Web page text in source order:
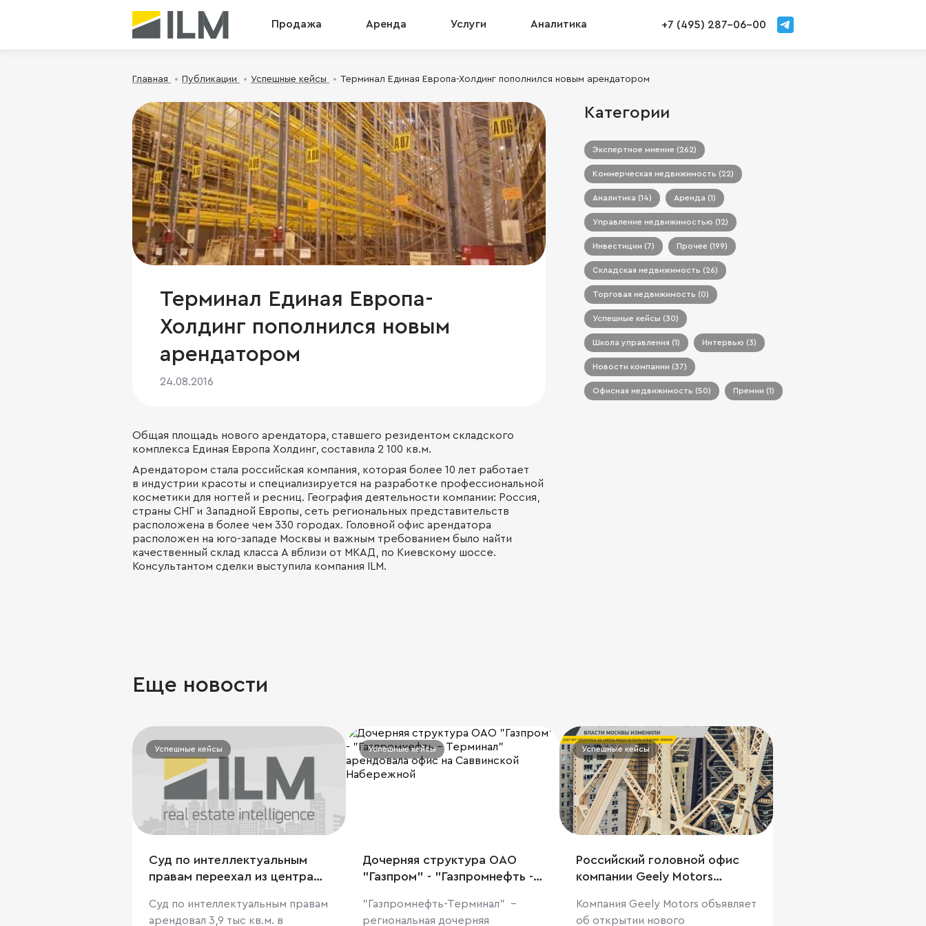
Продажа Аренда Услуги Аналитика +7 (495) 287-06-00
Главная Публикации Успешные кейсы Терминал Единая Европа-Холдинг пополнился новым арендатором
Терминал Единая Европа-
Холдинг пополнился новым
арендатором
24.08.2016
Общая площадь нового арендатора, ставшего резидентом складского
комплекса Единая Европа Холдинг, составила 2 100 кв.м.
Арендатором стала российская компания, которая более 10 лет работает
в индустрии красоты и специализируется на разработке профессиональной
косметики для ногтей и ресниц. География деятельности компании: Россия,
страны СНГ и Западной Европы, сеть региональных представительств
расположена в более чем 330 городах. Головной офис арендатора
расположен на юго-западе Москвы и важным требованием было найти
качественный склад класса А вблизи от МКАД, по Киевскому шоссе.
Консультантом сделки выступила компания ILM.
Категории
Экспертное мнение (262)
Коммерческая недвижимость (22)
Аналитика (14) Аренда (1)
Управление недвижимостью (12)
Инвестиции (7) Прочее (199)
Складская недвижимость (26)
Торговая недвижимость (0)
Успешные кейсы (30)
Школа управления (1) Интервью (3)
Новости компании (37)
Офисная недвижимость (50) Премии (1)
Еще новости
Успешные кейсы
Суд по интеллектуальным
правам переехал из центра
Суд по интеллектуальным правам
арендовал 3,9 тыс кв.м. в
Успешные кейсы
Дочерняя структура ОАО
"Газпром" - "Газпромнефть -
на Саввинской Набережной
"Газпромнефть-Терминал" –
региональная дочерняя
Успешные кейсы
Российский головной офис
компании Geely Motors
класса А «Двинцев» на
Компания Geely Motors объявляет
об открытии нового